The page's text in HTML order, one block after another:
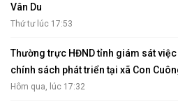
Vân Du
Thứ tư lúc 17:53
Thường trực HĐND tỉnh giám sát
chính sách phát triển tại xã Con
Hôm qua, lúc 17:32